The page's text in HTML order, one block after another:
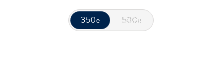
350e
350e 500e
500e